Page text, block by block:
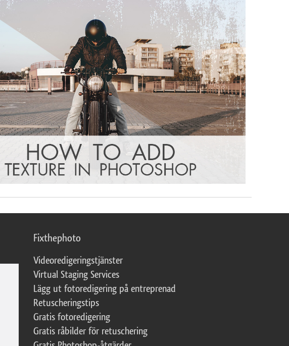
Fixthephoto
Videoredigeringstjänster
Virtual Staging Services
Lägg ut fotoredigering på entreprenad
Retuscheringstips
Gratis fotoredigering
Gratis råbilder för retuschering